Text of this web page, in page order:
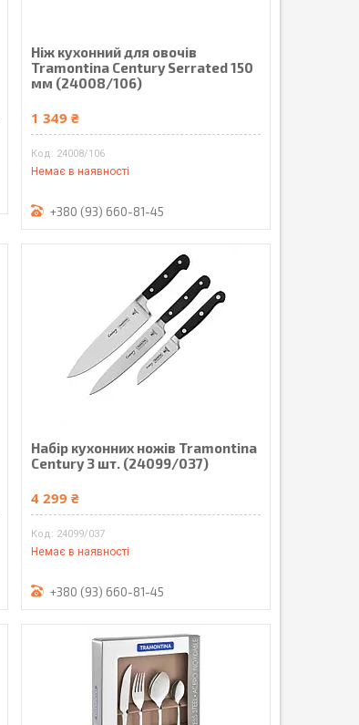
Ніж кухонний для овочів
Tramontina Century Serrated 150
мм (24008/106)
1 349 ₴
24008/106
Немає в наявності
+380 (93) 660-81-45
Набір кухонних ножів Tramontina
Cеntury 3 шт. (24099/037)
4 299 ₴
24099/037
Немає в наявності
+380 (93) 660-81-45